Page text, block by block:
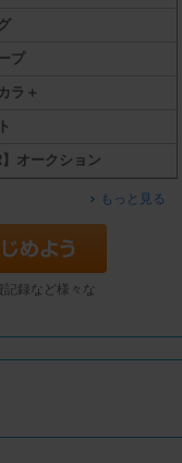
プ
ラ＋
】オークション
もっと見る
録など様々な